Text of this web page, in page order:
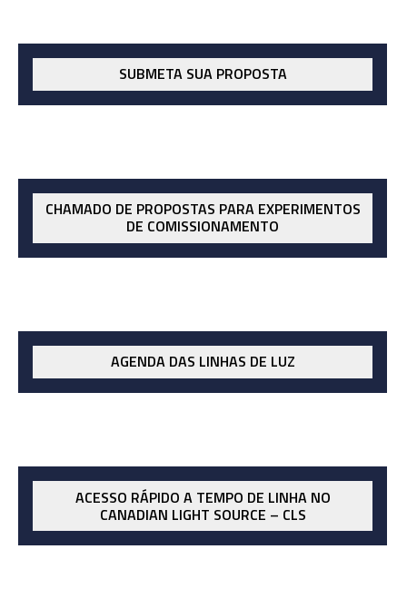
SUBMETA SUA PROPOSTA
CHAMADO DE PROPOSTAS PARA EXPERIMENTOS
DE COMISSIONAMENTO
AGENDA DAS LINHAS DE LUZ
ACESSO RÁPIDO A TEMPO DE LINHA NO
CANADIAN LIGHT SOURCE – CLS